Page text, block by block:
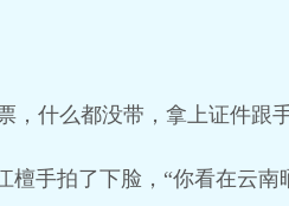
什么都没带，拿上证件跟
檀手拍了下脸，“你看在云南